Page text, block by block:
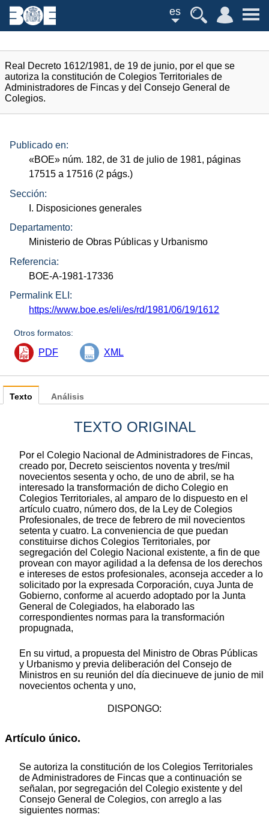
es
Real Decreto 1612/1981, de 19 de junio, por el que se
autoriza la constitución de Colegios Territoriales de
Administradores de Fincas y del Consejo General de
Colegios.
Publicado en:
«BOE» núm. 182, de 31 de julio de 1981, páginas
17515 a 17516 (2 págs.)
Sección:
I. Disposiciones generales
Departamento:
Ministerio de Obras Públicas y Urbanismo
Referencia:
BOE-A-1981-17336
Permalink ELI:
https://www.boe.es/eli/es/rd/1981/06/19/1612
Otros formatos:
PDF XML
Texto
TEXTO ORIGINAL
Por el Colegio Nacional de Administradores de Fincas,
creado por, Decreto seiscientos noventa y tres/mil
novecientos sesenta y ocho, de uno de abril, se ha
interesado la transformación de dicho Colegio en
Colegios Territoriales, al amparo de lo dispuesto en el
artículo cuatro, número dos, de la Ley de Colegios
Profesionales, de trece de febrero de mil novecientos
setenta y cuatro. La conveniencia de que puedan
constituirse dichos Colegios Territoriales, por
segregación del Colegio Nacional existente, a fin de que
provean con mayor agilidad a la defensa de los derechos
e intereses de estos profesionales, aconseja acceder a lo
solicitado por la expresada Corporación, cuya Junta de
Gobierno, conforme al acuerdo adoptado por la Junta
General de Colegiados, ha elaborado las
correspondientes normas para la transformación
propugnada,
En su virtud, a propuesta del Ministro de Obras Públicas
y Urbanismo y previa deliberación del Consejo de
Ministros en su reunión del día diecinueve de junio de mil
novecientos ochenta y uno,
DISPONGO:
Artículo único.
Se autoriza la constitución de los Colegios Territoriales
de Administradores de Fincas que a continuación se
señalan, por segregación del Colegio existente y del
Consejo General de Colegios, con arreglo a las
siguientes normas:
Análisis